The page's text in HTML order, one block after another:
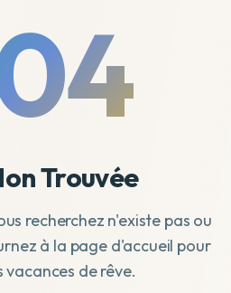
Trouvée
recherchez n'existe pas ou
à la page d'accueil pour
vacances de rêve.